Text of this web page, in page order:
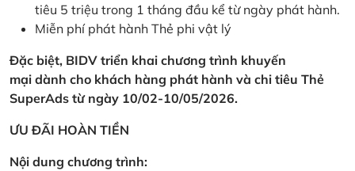
tiêu 5 triệu trong 1 tháng đầu kể từ ngày phát hành.
Miễn phí phát hành Thẻ phi vật lý
Đặc biệt, BIDV triển khai chương trình khuyến
mại dành cho khách hàng phát hành và chi tiêu Thẻ
SuperAds từ ngày 10/02-10/05/2026.
ƯU ĐÃI HOÀN TIỀN
Nội dung chương trình: